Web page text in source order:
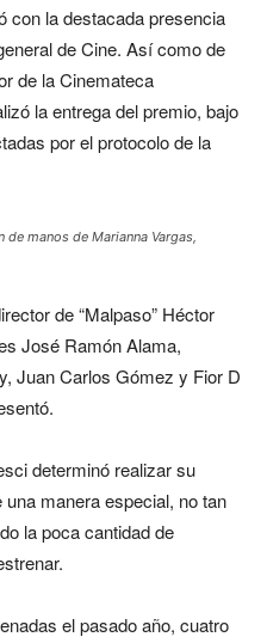
con la destacada presencia
de Cine. Así como de
de la Cinemateca
la entrega del premio, bajo
por el protocolo de la
manos de Marianna Vargas,
de “Malpaso” Héctor
José Ramón Alama,
Juan Carlos Gómez y Fior D
determinó realizar su
manera especial, no tan
la poca cantidad de
el pasado año, cuatro